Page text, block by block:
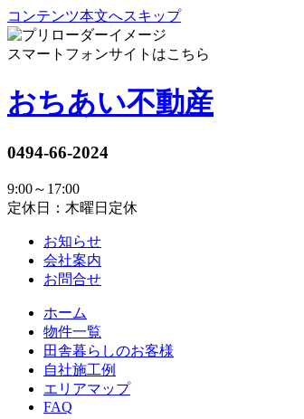
コンテンツ本文へスキップ
スマートフォンサイトはこちら
おちあい不動産
0494-66-2024
9:00～17:00
定休日：木曜日定休
お知らせ
会社案内
お問合せ
ホーム
物件一覧
田舎暮らしのお客様
自社施工例
エリアマップ
FAQ